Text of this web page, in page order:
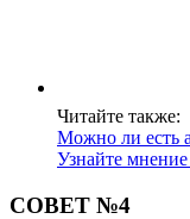
Читайте также:
Можно ли есть
Узнайте мнение
СОВЕТ №4